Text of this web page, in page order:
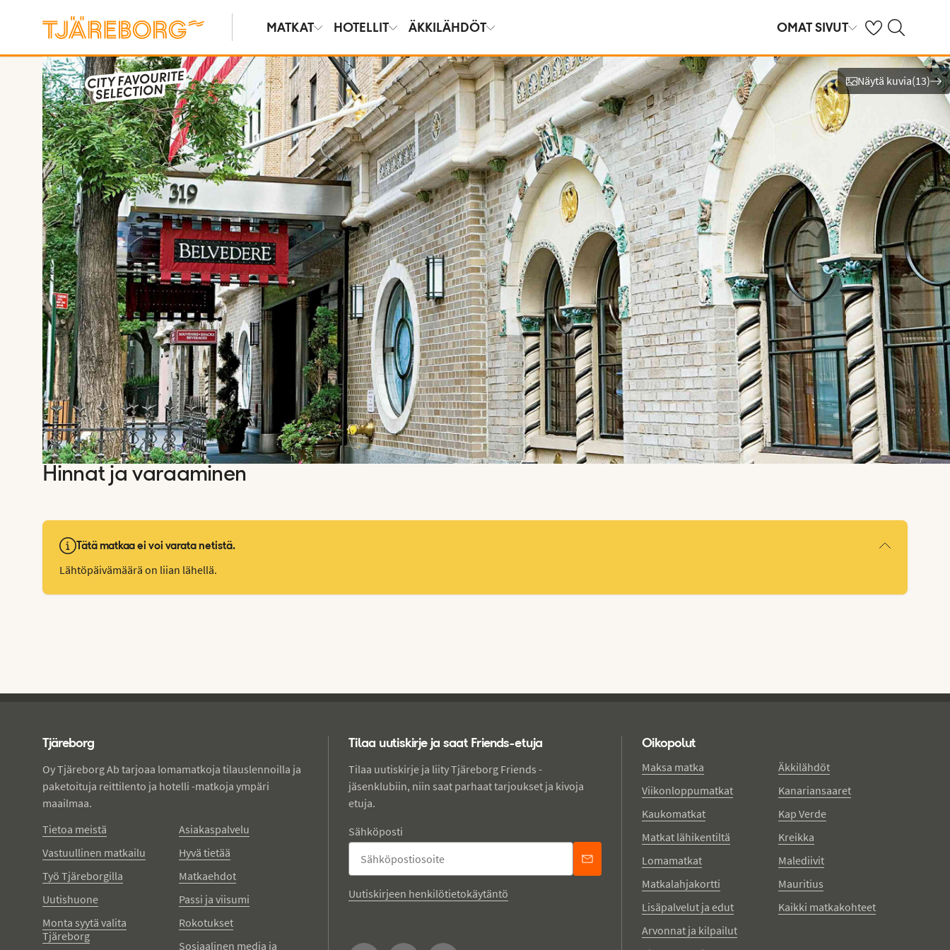
MATKAT HOTELLIT ÄKKILÄHDÖT OMAT SIVUT OmatHaku
Näytä kuvia
Näytä kuvia(13)
Hinnat ja varaaminen
Tätä matkaa ei voi varata netistä.
Lähtöpäivämäärä on liian lähellä.
Tjäreborg
Oy Tjäreborg Ab tarjoaa lomamatkoja tilauslennoilla ja
paketoituja reittilento ja hotelli -matkoja ympäri
maailmaa.
Tietoa meistä
Vastuullinen matkailu
Työ Tjäreborgilla
Uutishuone
Monta syytä valita
Tjäreborg
Asiakaspalvelu
Hyvä tietää
Matkaehdot
Passi ja viisumi
Rokotukset
Sosiaalinen media ja
Tilaa uutiskirje ja saat Friends-etuja
Tilaa uutiskirje ja liity Tjäreborg Friends -
jäsenklubiin, niin saat parhaat tarjoukset ja kivoja
etuja.
Sähköposti
Uutiskirjeen henkilötietokäytäntö
Oikopolut
Maksa matka
Viikonloppumatkat
Kaukomatkat
Matkat lähikentiltä
Lomamatkat
Matkalahjakortti
Lisäpalvelut ja edut
Arvonnat ja kilpailut
Äkkilähdöt
Kanariansaaret
Kap Verde
Kreikka
Malediivit
Mauritius
Kaikki matkakohteet